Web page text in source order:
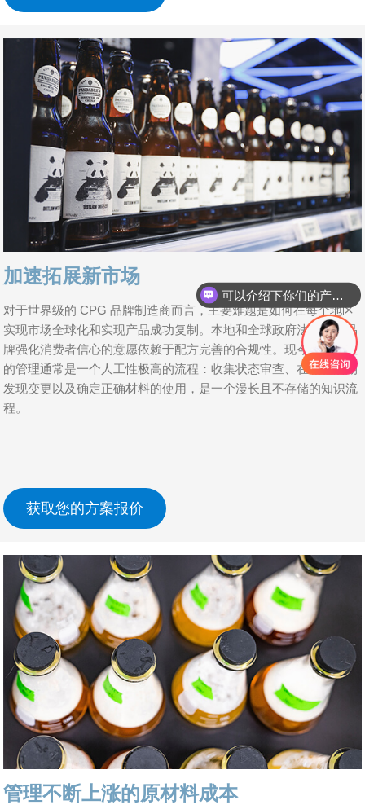
加速拓展新市场
对于世界级的 CPG 品牌制造商而言，主要难题是如何在每个地区
实现市场全球化和实现产品成功复制。本地和全球政府法规以及品
牌强化消费者信心的意愿依赖于配方完善的合规性。现今，合规性
的管理通常是一个人工性极高的流程：收集状态审查、在流程后期
发现变更以及确定正确材料的使用，是一个漫长且不存储的知识流
程。
获取您的方案报价
管理不断上涨的原材料成本
可以介绍下你们的产品么